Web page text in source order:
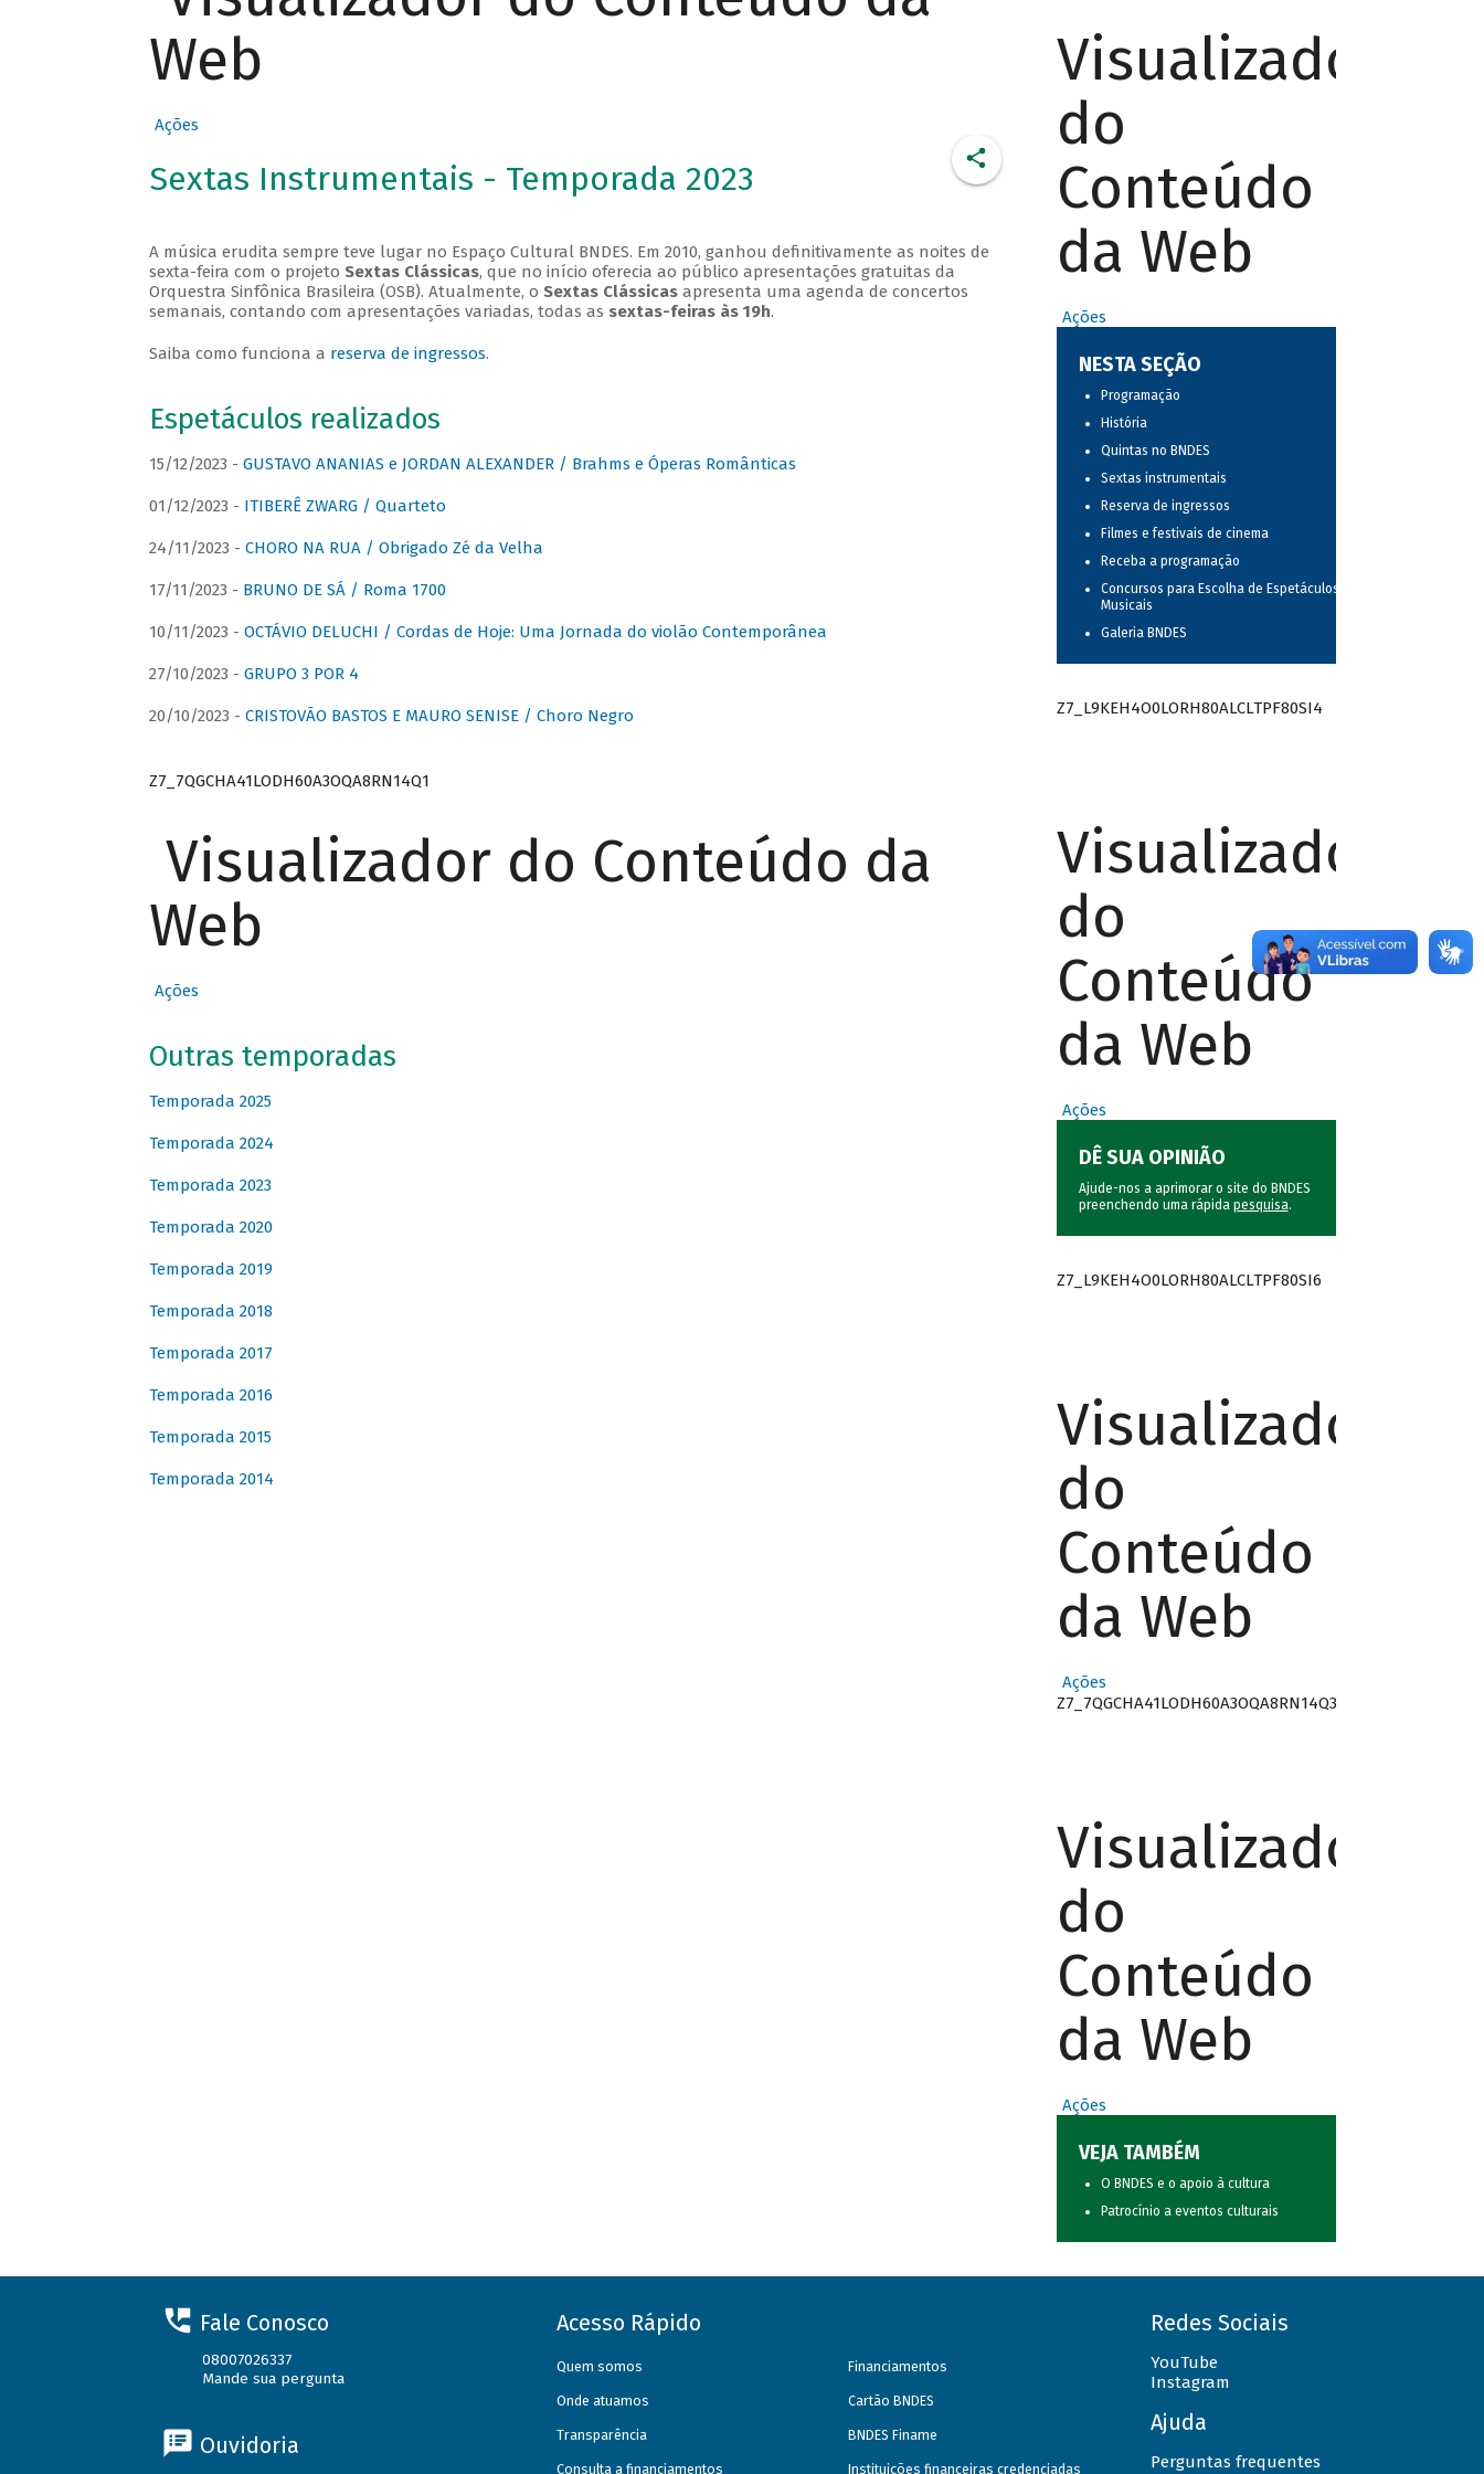
Web
Ações
Sextas Instrumentais - Temporada 2023
A música erudita sempre teve lugar no Espaço Cultural BNDES. Em 2010, ganhou definitivamente as noites de
sexta-feira com o projeto Sextas Clássicas, que no início oferecia ao público apresentações gratuitas da
Orquestra Sinfônica Brasileira (OSB). Atualmente, o Sextas Clássicasapresenta uma agenda de concertos
semanais, contando com apresentações variadas, todas as sextas-feiras às 19h.
Saiba como funciona a reserva de ingressos.
Espetáculos realizados
15/12/2023 - GUSTAVO ANANIAS e JORDAN ALEXANDER / Brahms e Óperas Românticas
01/12/2023 - ITIBERÊ ZWARG / Quarteto
24/11/2023 - CHORO NA RUA / Obrigado Zé da Velha
17/11/2023 - BRUNO DE SÁ / Roma 1700
10/11/2023 - OCTÁVIO DELUCHI / Cordas de Hoje: Uma Jornada do violão Contemporânea
27/10/2023 - GRUPO 3 POR 4
20/10/2023 - CRISTOVÃO BASTOS E MAURO SENISE / Choro Negro
Z7_7QGCHA41LODH60A3OQA8RN14Q1
Visualizador do Conteúdo da
Web
Ações
Outras temporadas
Temporada 2025
Temporada 2024
Temporada 2023
Temporada 2020
Temporada 2019
Temporada 2018
Temporada 2017
Temporada 2016
Temporada 2015
Temporada 2014
Visualizador
do
Conteúdo
da Web
Ações
NESTA SEÇÃO
Programação
História
Quintas no BNDES
Sextas instrumentais
Reserva de ingressos
Filmes e festivais de cinema
Receba a programação
Concursos para Escolha de Espetáculos
Musicais
Galeria BNDES
Z7_L9KEH4O0LORH80ALCLTPF80SI4
Visualizador
do
Conteúdo
da Web
Ações
DÊ SUA OPINIÃO
Ajude-nos a aprimorar o site do BNDES
preenchendo uma rápida pesquisa.
Z7_L9KEH4O0LORH80ALCLTPF80SI6
Visualizador
do
Conteúdo
da Web
Ações
Z7_7QGCHA41LODH60A3OQA8RN14Q3
Visualizador
do
Conteúdo
da Web
Ações
VEJA TAMBÉM
O BNDES e o apoio à cultura
Patrocínio a eventos culturais
Fale Conosco
08007026337
Mande sua pergunta
Ouvidoria
Acesso Rápido
Quem somos
Onde atuamos
Transparência
Consulta a financiamentos
Financiamentos
Cartão BNDES
BNDES Finame
Instituições financeiras credenciadas
Redes Sociais
YouTube
Instagram
Ajuda
Perguntas frequentes